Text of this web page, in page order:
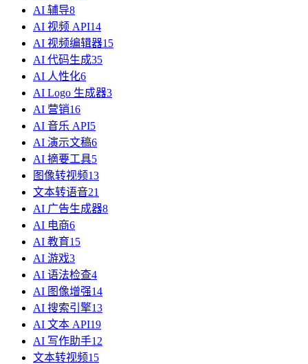
AI 辅导8
AI 视频 API14
AI 视频编辑器15
AI 代码生成35
AI 人性化6
AI Logo 生成器3
AI 营销16
AI 音乐 API5
AI 演示文稿6
AI 摘要工具5
图像转视频13
文本转语音21
AI 广告生成器8
AI 电商6
AI 教育15
AI 游戏3
AI 语法检查4
AI 图像增强14
AI 搜索引擎13
AI 文本 API19
AI 写作助手12
文本转视频15